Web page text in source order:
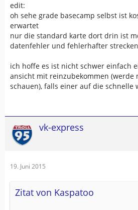
edit:
oh sehe grade basecamp selbst ist
erwartet
nur die standard karte dort drin ist
datenfehler und fehlerhafter strecken
ich hoffe es ist nicht schwer einfach
ansicht mit reinzubekommen (werde
schauen), falls einer auf die schnelle
vk-express
19. Juni 2015
Zitat von Kaspatoo